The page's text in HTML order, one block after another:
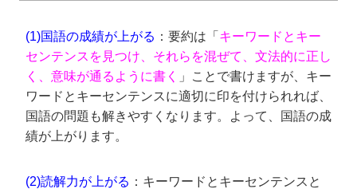
(1)国語の成績が上がる ：要約は「 キーワードとキー
センテンスを見つけ、それらを混ぜて、文法的に正し
く、意味が通るように書く
」ことで書けますが、キー
ワードとキーセンテンスに適切に印を付けられれば、
国語の問題も解きやすくなります。よって、国語の成
績が上がります。
(2)読解力が上がる ：キーワードとキーセンテンスと